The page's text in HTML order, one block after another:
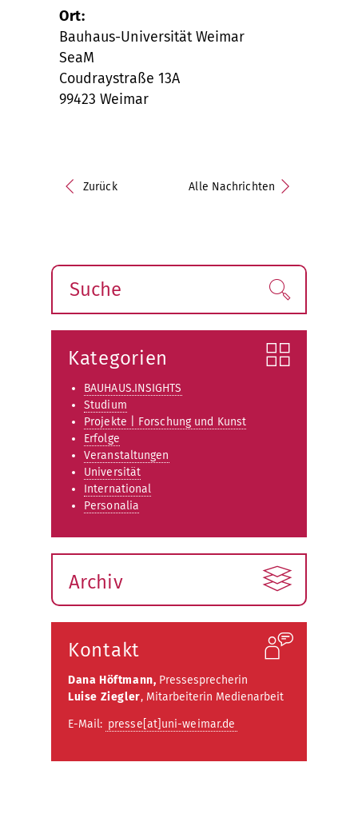
Ort:
Bauhaus-Universität Weimar
SeaM
Coudraystraße 13A
99423 Weimar
Zurück Alle Nachrichten
Suche Finden!
Kategorien
BAUHAUS.INSIGHTS
Studium
Projekte | Forschung und Kunst
Erfolge
Veranstaltungen
Universität
International
Personalia
Archiv
Kontakt
Dana Höftmann, Pressesprecherin
Luise Ziegler, Mitarbeiterin Medienarbeit
E-Mail: presse[at]uni-weimar.de